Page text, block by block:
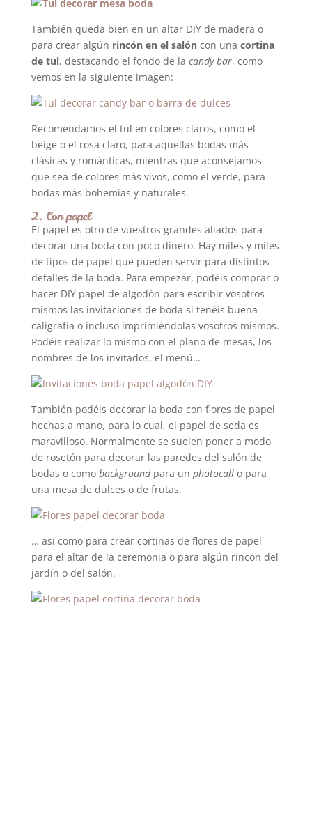
También queda bien en un altar DIY de madera o
para crear algún rincón en el salóncon una cortina
de tul, destacando el fondo de la candy bar, como
vemos en la siguiente imagen:
Recomendamos el tul en colores claros, como el
beige o el rosa claro, para aquellas bodas más
clásicas y románticas, mientras que aconsejamos
que sea de colores más vivos, como el verde, para
bodas más bohemias y naturales.
2. Con papel
El papel es otro de vuestros grandes aliados para
decorar una boda con poco dinero. Hay miles y miles
de tipos de papel que pueden servir para distintos
detalles de la boda. Para empezar, podéis comprar o
hacer DIY papel de algodón para escribir vosotros
mismos las invitaciones de boda si tenéis buena
caligrafía o incluso imprimiéndolas vosotros mismos.
Podéis realizar lo mismo con el plano de mesas, los
nombres de los invitados, el menú…
También podéis decorar la boda con flores de papel
hechas a mano, para lo cual, el papel de seda es
maravilloso. Normalmente se suelen poner a modo
de rosetón para decorar las paredes del salón de
bodas o como backgroundpara un photocallo para
una mesa de dulces o de frutas.
… así como para crear cortinas de flores de papel
para el altar de la ceremonia o para algún rincón del
jardín o del salón.